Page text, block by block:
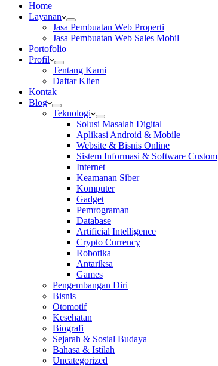
Home
Layanan
Jasa Pembuatan Web Properti
Jasa Pembuatan Web Sales Mobil
Portofolio
Profil
Tentang Kami
Daftar Klien
Kontak
Blog
Teknologi
Solusi Masalah Digital
Aplikasi Android & Mobile
Website & Bisnis Online
Sistem Informasi & Software Custom
Internet
Keamanan Siber
Komputer
Gadget
Pemrograman
Database
Artificial Intelligence
Crypto Currency
Robotika
Antariksa
Games
Pengembangan Diri
Bisnis
Otomotif
Kesehatan
Biografi
Sejarah & Sosial Budaya
Bahasa & Istilah
Uncategorized